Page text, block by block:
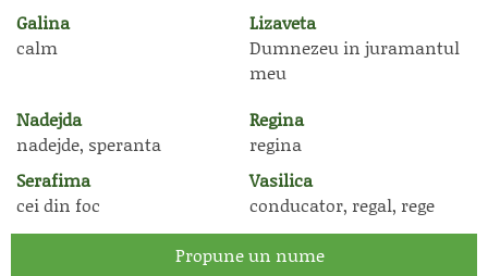
Galina
calm
Lizaveta
Dumnezeu in juramantul
meu
Nadejda
nadejde, speranta
Regina
regina
Serafima
cei din foc
Vasilica
conducator, regal, rege
Propune un nume